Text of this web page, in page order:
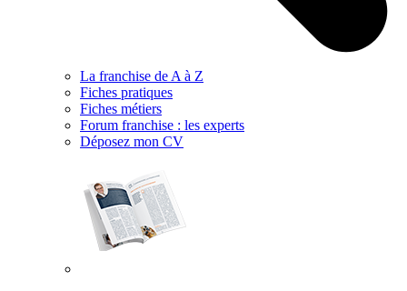
La franchise de A à Z
Fiches pratiques
Fiches métiers
Forum franchise : les experts
Déposez mon CV